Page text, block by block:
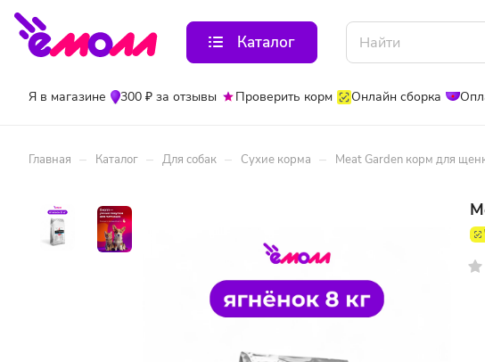
Каталог
Я в магазине 300 ₽ за отзывы Проверить корм Онлайн сборка
Главная – Каталог – Для собак – Сухие корма – Meat Garden корм для